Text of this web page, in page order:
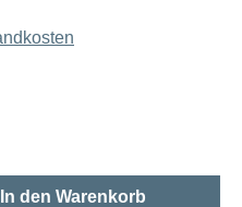
gewünschten
In den Warenkorb